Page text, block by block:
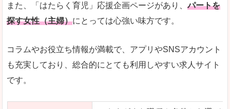
また、「はたらく育児」応援企画ページがあり、パートを
探す女性（主婦）にとっては心強い味方です。
コラムやお役立ち情報が満載で、アプリやSNSアカウント
も充実しており、総合的にとても利用しやすい求人サイト
です。